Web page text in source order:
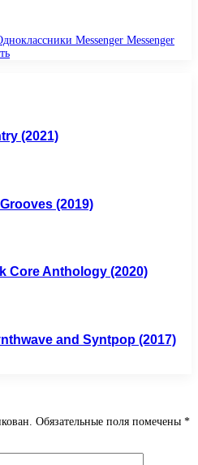
Messenger Messenger
(2021)
(2019)
Core Anthology (2020)
and Syntpop (2017)
Обязательные поля помечены *